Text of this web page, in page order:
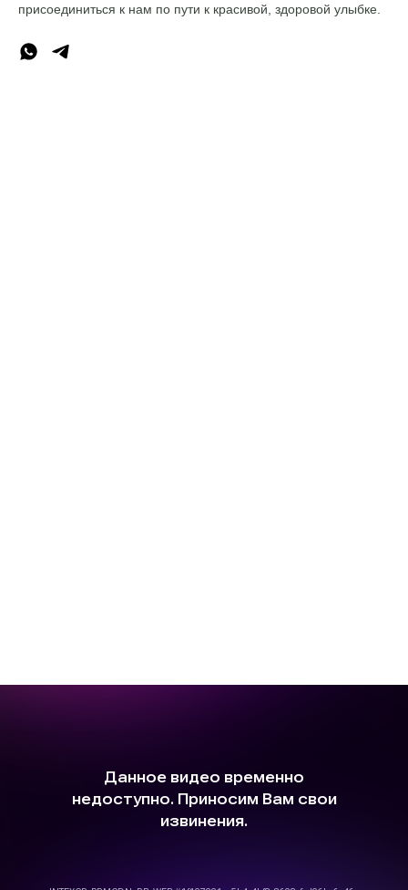
присоединиться к нам по пути к красивой, здоровой улыбке.